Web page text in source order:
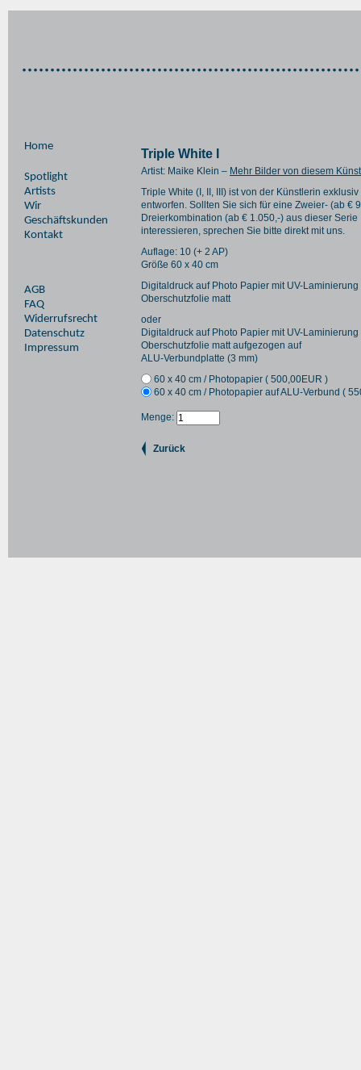
Home
Spotlight
Artists
Wir
Geschäftskunden
Kontakt
AGB
FAQ
Widerrufsrecht
Datenschutz
Impressum
Triple White I
Artist: Maike Klein – Mehr Bilder von diesem
Triple White (I, II, III) ist von der Künstlerin
entworfen. Sollten Sie sich für eine Zweier- (ab €
Dreierkombination (ab € 1.050,-) aus dieser Serie
interessieren, sprechen Sie bitte direkt mit uns.
Auflage: 10 (+ 2 AP)
Größe 60 x 40 cm
Digitaldruck auf Photo Papier mit UV-Laminierung
Oberschutzfolie matt
oder
Digitaldruck auf Photo Papier mit UV-Laminierung
Oberschutzfolie matt aufgezogen auf
ALU-Verbundplatte (3 mm)
60 x 40 cm / Photopapier ( 500,00EUR )
60 x 40 cm / Photopapier auf ALU-Verbund (
Menge:
Zurück